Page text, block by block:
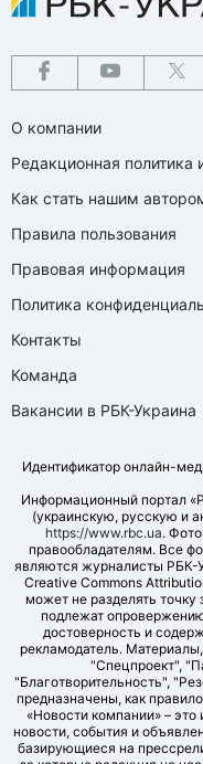
О компании
Редакционная политика
Как стать нашим
Правила пользования
Правовая информация
Политика
Контакты
Команда
Вакансии в РБК-Украина
Идентификатор онлайн-
Информационный портал
(украинскую, русскую и
https://www.rbc.ua.
правообладателям. Все
являются журналисты РБК-
Creative Commons
может не разделять
подлежат
достоверность и
рекламодатель.
"Спецпроект",
"Благотворительность",
предназначены, как
«Новости компании» –
новости, события и
базирующиеся на